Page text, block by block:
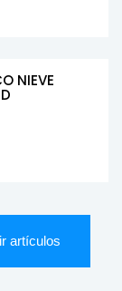
NIEVE
artículos